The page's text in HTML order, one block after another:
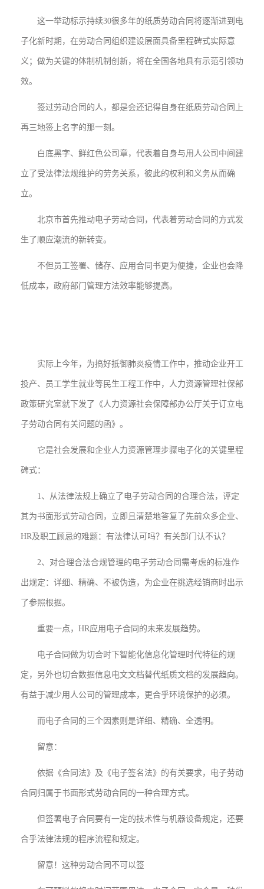
这一举动标示持续30很多年的纸质劳动合同将逐渐进到电
子化新时期，在劳动合同组织建设层面具备里程碑式实际意
义；做为关键的体制机制创新，将在全国各地具有示范引领功
效。
签过劳动合同的人，都是会还记得自身在纸质劳动合同上
再三地签上名字的那一刻。
白底黑字、鲜红色公司章，代表着自身与用人公司中间建
立了受法律法规维护的劳务关系，彼此的权利和义务从而确
立。
北京市首先推动电子劳动合同，代表着劳动合同的方式发
生了顺应潮流的新转变。
不但员工签署、储存、应用合同书更为便捷，企业也会降
低成本，政府部门管理方法效率能够提高。
实际上今年，为搞好抵御肺炎疫情工作中，推动企业开工
投产、员工学生就业等民生工程工作中，人力资源管理社保部
政策研究室就下发了《人力资源社会保障部办公厅关于订立电
子劳动合同有关问题的函》。
它是社会发展和企业人力资源管理步骤电子化的关键里程
碑式：
1、从法律法规上确立了电子劳动合同的合理合法，评定
其为书面形式劳动合同，立即且清楚地答复了先前众多企业、
HR及职工顾忌的难题：有法律认可吗？有关部门认不认？
2、对合理合法合规管理的电子劳动合同需考虑的标准作
出规定：详细、精确、不被伪造，为企业在挑选经销商时出示
了参照根据。
重要一点，HR应用电子合同的未来发展趋势。
电子合同做为切合时下智能化信息化管理时代特征的规
定，另外也切合数据信息电文文档替代纸质文档的发展趋向。
有益于减少用人公司的管理成本，更合乎环境保护的必须。
而电子合同的三个因素则是详细、精确、全透明。
留意：
依据《合同法》及《电子签名法》的有关要求，电子劳动
合同归属于书面形式劳动合同的一种合理方式。
但签署电子合同要有一定的技术性与机器设备规定，还要
合乎法律法规的程序流程和规定。
留意！这种劳动合同不可以签